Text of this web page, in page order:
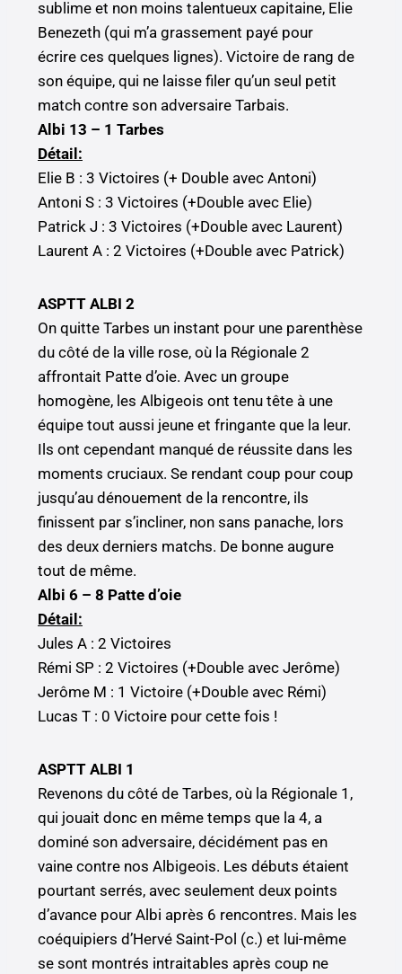
sublime et non moins talentueux capitaine, Elie
Benezeth (qui m’a grassement payé pour
écrire ces quelques lignes). Victoire de rang de
son équipe, qui ne laisse filer qu’un seul petit
match contre son adversaire Tarbais.
Albi 13 – 1 Tarbes
Détail:
Elie B : 3 Victoires (+ Double avec Antoni)
Antoni S : 3 Victoires (+Double avec Elie)
Patrick J : 3 Victoires (+Double avec Laurent)
Laurent A : 2 Victoires (+Double avec Patrick)
ASPTT ALBI 2
On quitte Tarbes un instant pour une parenthèse
du côté de la ville rose, où la Régionale 2
affrontait Patte d’oie. Avec un groupe
homogène, les Albigeois ont tenu tête à une
équipe tout aussi jeune et fringante que la leur.
Ils ont cependant manqué de réussite dans les
moments cruciaux. Se rendant coup pour coup
jusqu’au dénouement de la rencontre, ils
finissent par s’incliner, non sans panache, lors
des deux derniers matchs. De bonne augure
tout de même.
Albi 6 – 8 Patte d’oie
Détail:
Jules A : 2 Victoires
Rémi SP : 2 Victoires (+Double avec Jerôme)
Jerôme M : 1 Victoire (+Double avec Rémi)
Lucas T : 0 Victoire pour cette fois !
ASPTT ALBI 1
Revenons du côté de Tarbes, où la Régionale 1,
qui jouait donc en même temps que la 4, a
dominé son adversaire, décidément pas en
vaine contre nos Albigeois. Les débuts étaient
pourtant serrés, avec seulement deux points
d’avance pour Albi après 6 rencontres. Mais les
coéquipiers d’Hervé Saint-Pol (c.) et lui-même
se sont montrés intraitables après coup ne